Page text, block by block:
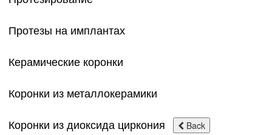
Протезы на имплантах
Керамические коронки
Коронки из металлокерамики
Коронки из диоксида циркония
Back